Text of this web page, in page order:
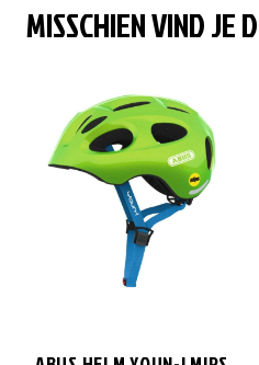
MISSCHIEN VIND JE